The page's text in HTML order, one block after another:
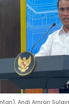
Andi Amran